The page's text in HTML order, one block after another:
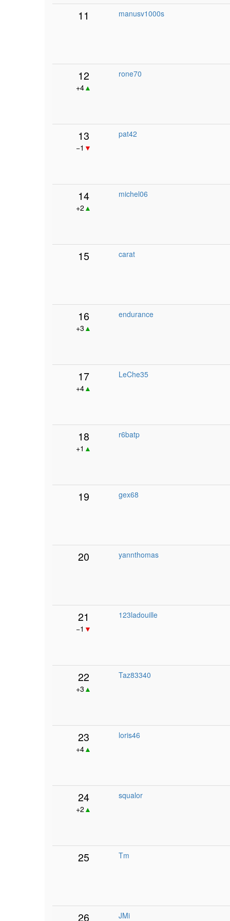
11 manusv1000s
12
+4▲
rone70
13
−1 ▼
pat42
14
+2 ▲
michel06
15 carat
16
+3 ▲
endurance
17
+4▲
LeChe35
18
+1 ▲
r6batp
19 gex68
20 yannthomas
21
−1 ▼
123ladouille
22
+3 ▲
Taz83340
23
+4▲
loris46
24
+2 ▲
squalor
25 Tm
26 JMi